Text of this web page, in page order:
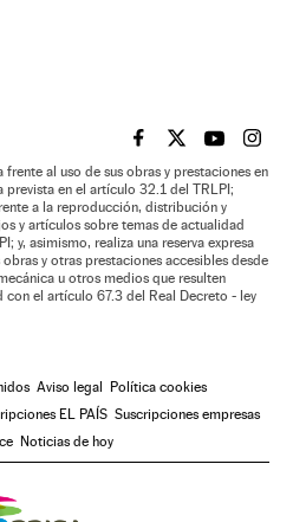
EL PAÍS BRASIL EN
EL PAÍSEL PAÍS
EL
frente al uso de sus obras y prestaciones en
prevista en el artículo 32.1 del TRLPI;
a la reproducción, distribución y
y artículos sobre temas de actualidad
y, asimismo, realiza una reserva expresa
y otras prestaciones accesibles desde
u otros medios que resulten
el artículo 67.3 del Real Decreto - ley
Aviso legal
Política cookies
EL PAÍS Suscripciones empresas
Noticias de hoy